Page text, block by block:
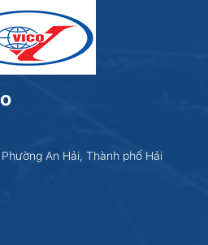
An Hải, Thành phố Hải